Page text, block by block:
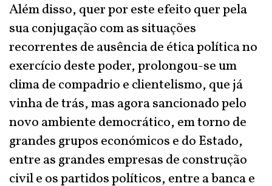
Além disso, quer por este efeito quer pela
sua conjugação com as situações
recorrentes de ausência de ética política no
exercício deste poder, prolongou-se um
clima de compadrio e clientelismo, que já
vinha de trás, mas agora sancionado pelo
novo ambiente democrático, em torno de
grandes grupos económicos e do Estado,
entre as grandes empresas de construção
civil e os partidos políticos, entre a banca e